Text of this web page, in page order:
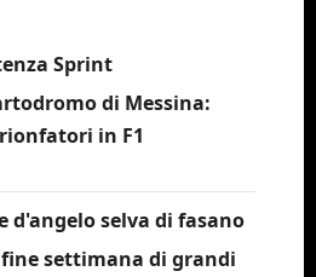
di Messina:
in F1
settimana di grandi